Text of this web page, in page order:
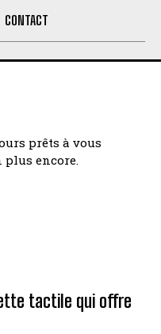
CONTACT
prêts à vous
plus encore.
tactile qui offre